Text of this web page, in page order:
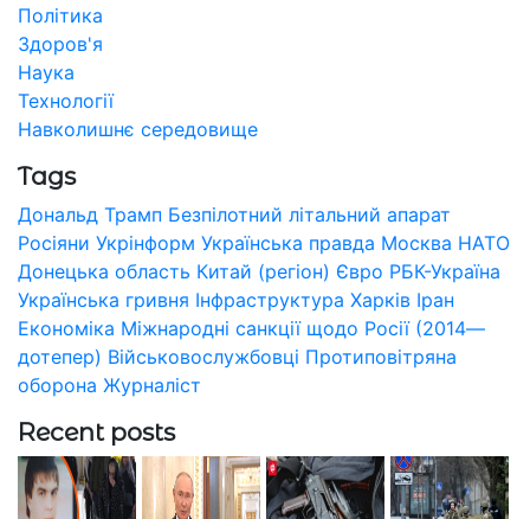
Політика
Здоров'я
Наука
Технології
Навколишнє середовище
Tags
Дональд Трамп Безпілотний літальний апарат
Росіяни Укрінформ Українська правда Москва НАТО
Донецька область Китай (регіон) Євро РБК-Україна
Українська гривня Інфраструктура Харків Іран
Економіка Міжнародні санкції щодо Росії (2014—
дотепер) Військовослужбовці Протиповітряна
оборона Журналіст
Recent posts